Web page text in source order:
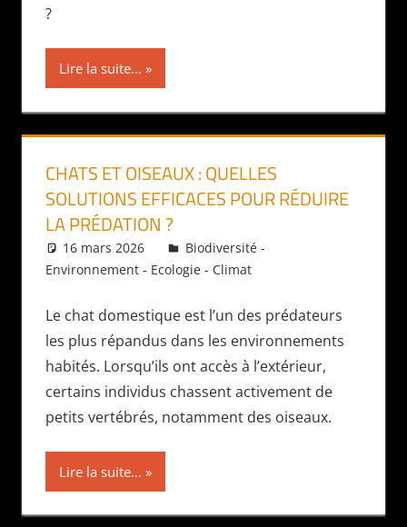
?
Lire la suite...
CHATS ET OISEAUX : QUELLES
SOLUTIONS EFFICACES POUR RÉDUIRE
LA PRÉDATION ?
16 mars 2026 Daniel
Biodiversité -
Environnement - Ecologie - Climat
Le chat domestique est l’un des prédateurs
les plus répandus dans les environnements
habités. Lorsqu’ils ont accès à l’extérieur,
certains individus chassent activement de
petits vertébrés, notamment des oiseaux.
Lire la suite...